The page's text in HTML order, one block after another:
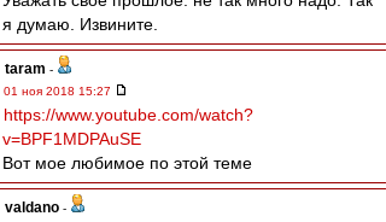
я думаю. Извините.
taram -
01 ноя 2018 15:27
https://www.youtube.com/watch?
v=BPF1MDPAuSE
Вот мое любимое по этой теме
valdano -